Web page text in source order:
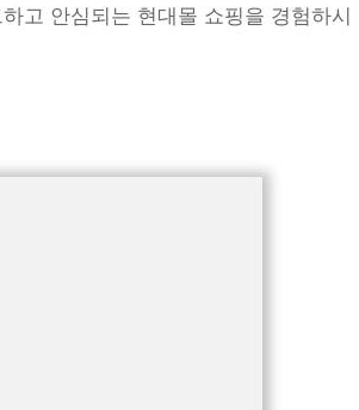
고 안심되는 현대몰 쇼핑을 경험하시